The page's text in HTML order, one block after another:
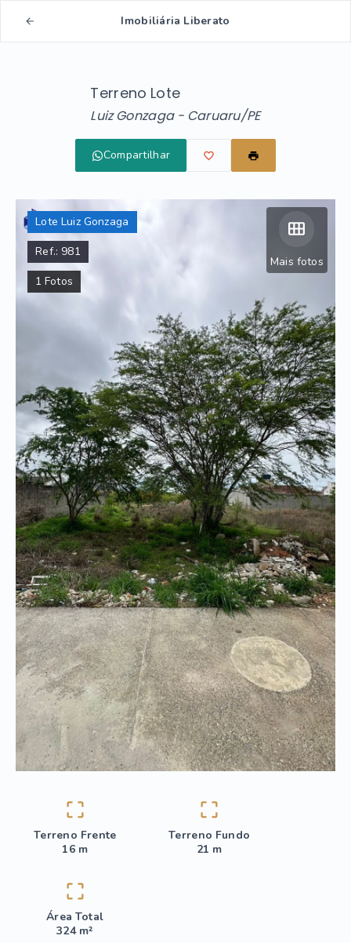
Imobiliária Liberato
Terreno Lote
Luiz Gonzaga - Caruaru/PE
Compartilhar
Mais fotos
Lote Luiz Gonzaga
Ref.: 981
1 Fotos
Terreno Frente
16 m
Terreno Fundo
21 m
Área Total
324 m²